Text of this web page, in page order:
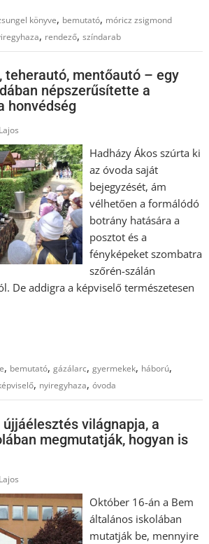
könyve, bemutató, móricz zsigmond
, rendező,színdarab
teherautó, mentőautó – egy
népszerűsítette a
honvédség
Hadházy Ákos szúrta ki
az óvoda saját
bejegyzését, ám
vélhetően a formálódó
botrány hatására a
posztot és a
fényképeket szombatra
szőrén-szálán
De addigra a képviselő természetesen
, bemutató,gázálarc,gyermekek, háború,
, nyiregyhaza,óvoda
világnapja, a
megmutatják, hogyan is
Október 16-án a Bem
általános iskolában
mutatják be, mennyire